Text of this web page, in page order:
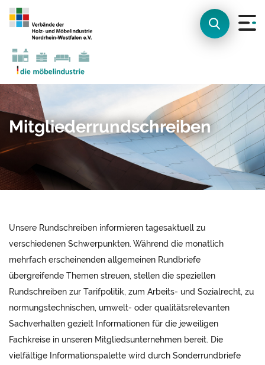
Mitgliederrundschreiben
Unsere Rundschreiben informieren tagesaktuell zu
verschiedenen Schwerpunkten. Während die monatlich
mehrfach erscheinenden allgemeinen Rundbriefe
übergreifende Themen streuen, stellen die speziellen
Rundschreiben zur Tarifpolitik, zum Arbeits- und Sozialrecht, zu
normungstechnischen, umwelt- oder qualitätsrelevanten
Sachverhalten gezielt Informationen für die jeweiligen
Fachkreise in unseren Mitgliedsunternehmen bereit. Die
vielfältige Informationspalette wird durch Sonderrundbriefe